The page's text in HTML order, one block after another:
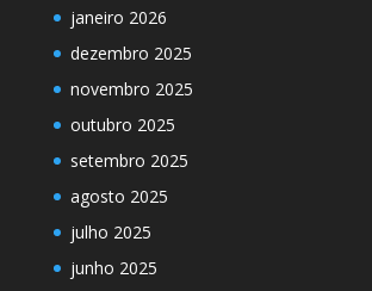
janeiro 2026
dezembro 2025
novembro 2025
outubro 2025
setembro 2025
agosto 2025
julho 2025
junho 2025